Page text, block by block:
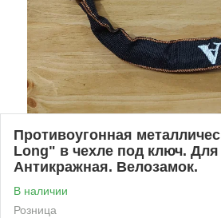
Противоугонная
Long" в чехле под ключ.
Антикражная. Велозамок.
В наличии
Розница